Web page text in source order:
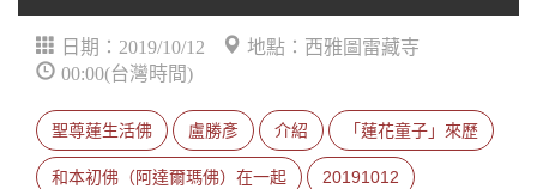
日期：2019/10/12
地點：西雅圖雷藏寺
00:00(台灣時間)
聖尊蓮生活佛 盧勝彥 介紹 「蓮花童子」來歷
和本初佛（阿達爾瑪佛）在一起 20191012